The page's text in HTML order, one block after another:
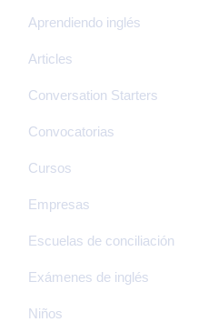
Aprendiendo inglés
Articles
Conversation Starters
Convocatorias
Cursos
Empresas
Escuelas de conciliación
Exámenes de inglés
Niños